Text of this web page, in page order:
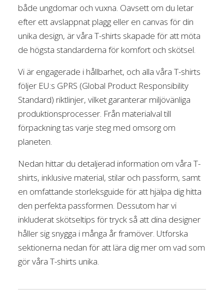
både ungdomar och vuxna. Oavsett om du letar
efter ett avslappnat plagg eller en canvas för din
unika design, är våra T-shirts skapade för att möta
de högsta standarderna för komfort och skötsel.
Vi är engagerade i hållbarhet, och alla våra T-shirts
följer EU:s GPRS (Global Product Responsibility
Standard) riktlinjer, vilket garanterar miljövänliga
produktionsprocesser. Från materialval till
förpackning tas varje steg med omsorg om
planeten.
Nedan hittar du detaljerad information om våra T-
shirts, inklusive material, stilar och passform, samt
en omfattande storleksguide för att hjälpa dig hitta
den perfekta passformen. Dessutom har vi
inkluderat skötseltips för tryck så att dina designer
håller sig snygga i många år framöver. Utforska
sektionerna nedan för att lära dig mer om vad som
gör våra T-shirts unika.